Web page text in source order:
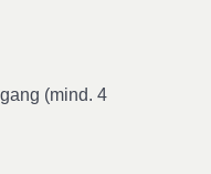
(mind. 4